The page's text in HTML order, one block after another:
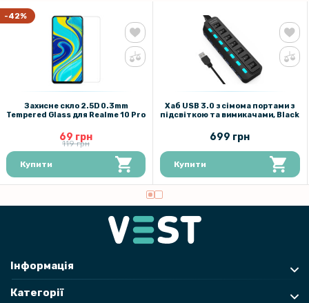
-42%
Захисне скло 2.5D 0.3mm
Tempered Glass для Realme 10 Pro
69 грн
119 грн
Купити
Хаб USB 3.0 з сімома портами з
підсвіткою та вимикачами, Black
699 грн
Купити
Інформація
Категорії